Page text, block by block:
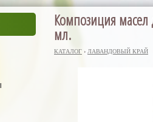
Композиция
мл.
КАТАЛОГ › ЛАВАНДОВЫЙ КРАЙ